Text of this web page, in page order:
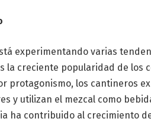
experimentando varias
la creciente popularidad de los
protagonismo, los cantineros
y utilizan el mezcal como
ha contribuido al crecimiento